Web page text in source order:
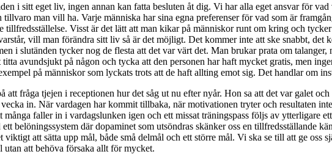
i sitt eget liv, ingen annan kan fatta besluten åt dig. Vi har alla eget ansvar för
man vill ha. Varje människa har sina egna preferenser för vad som är
tillfredsställelse. Visst är det lätt att man kikar på människor runt om kring och
vill man förändra sitt liv så är det möjligt. Det kommer inte att ske snabbt, det
i slutänden tycker nog de flesta att det var värt det. Man brukar prata om
avundsjukt på någon och tycka att den personen har haft mycket gratis, men
på människor som lyckats trots att de haft allting emot sig. Det handlar om
att fråga tjejen i receptionen hur det såg ut nu efter nyår. Hon sa att det var galet
in. När vardagen har kommit tillbaka, när motivationen tryter och resultaten
faller in i vardagslunken igen och ett missat träningspass följs av ytterligare
belöningssystem där dopaminet som utsöndras skänker oss en tillfredsställande
att sätta upp mål, både små delmål och ett större mål. Vi ska se till att ge oss
att behöva försaka allt för mycket.